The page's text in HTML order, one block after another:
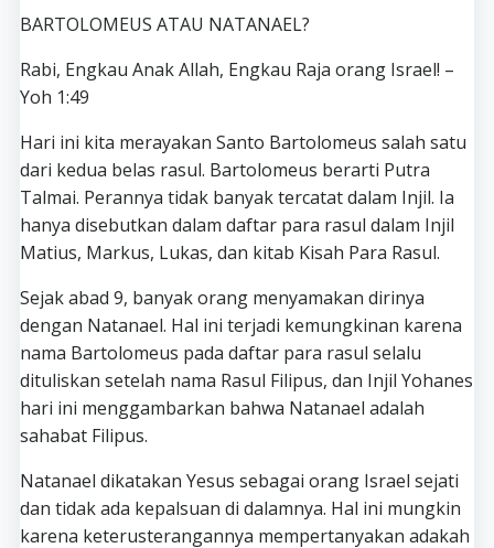
BARTOLOMEUS ATAU NATANAEL?
Rabi, Engkau Anak Allah, Engkau Raja orang Israel! –
Yoh 1:49
Hari ini kita merayakan Santo Bartolomeus salah satu
dari kedua belas rasul. Bartolomeus berarti Putra
Talmai. Perannya tidak banyak tercatat dalam Injil. Ia
hanya disebutkan dalam daftar para rasul dalam Injil
Matius, Markus, Lukas, dan kitab Kisah Para Rasul.
Sejak abad 9, banyak orang menyamakan dirinya
dengan Natanael. Hal ini terjadi kemungkinan karena
nama Bartolomeus pada daftar para rasul selalu
dituliskan setelah nama Rasul Filipus, dan Injil Yohanes
hari ini menggambarkan bahwa Natanael adalah
sahabat Filipus.
Natanael dikatakan Yesus sebagai orang Israel sejati
dan tidak ada kepalsuan di dalamnya. Hal ini mungkin
karena keterusterangannya mempertanyakan adakah